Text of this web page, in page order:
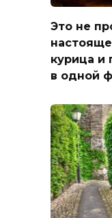
Это не
курица
в одной